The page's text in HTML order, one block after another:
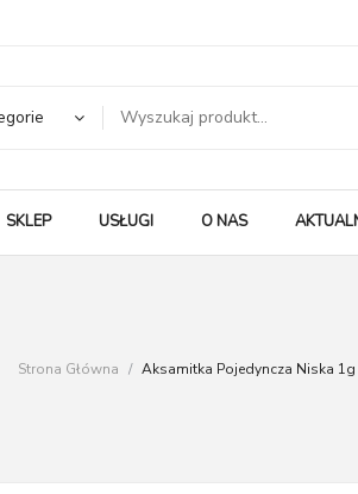
SKLEP USŁUGI O NAS
Strona Główna / Aksamitka Pojedyncza Niska